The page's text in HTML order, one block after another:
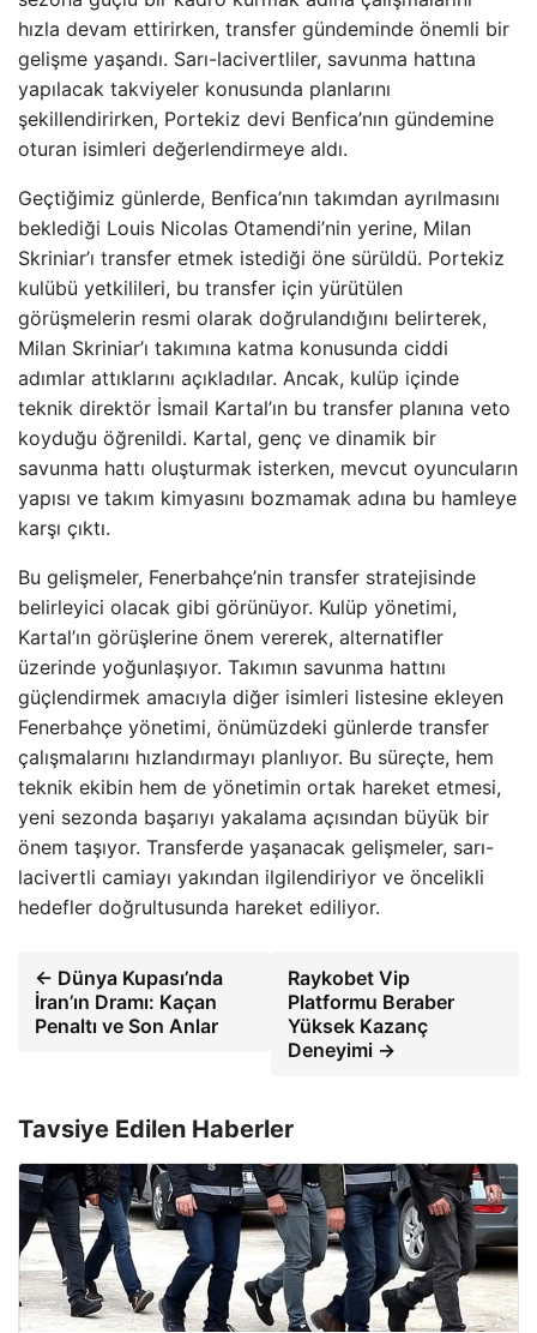
hızla devam ettirirken, transfer gündeminde önemli bir
gelişme yaşandı. Sarı-lacivertliler, savunma hattına
yapılacak takviyeler konusunda planlarını
şekillendirirken, Portekiz devi Benfica’nın gündemine
oturan isimleri değerlendirmeye aldı.
Geçtiğimiz günlerde, Benfica’nın takımdan ayrılmasını
beklediği Louis Nicolas Otamendi’nin yerine, Milan
Skriniar’ı transfer etmek istediği öne sürüldü. Portekiz
kulübü yetkilileri, bu transfer için yürütülen
görüşmelerin resmi olarak doğrulandığını belirterek,
Milan Skriniar’ı takımına katma konusunda ciddi
adımlar attıklarını açıkladılar. Ancak, kulüp içinde
teknik direktör İsmail Kartal’ın bu transfer planına veto
koyduğu öğrenildi. Kartal, genç ve dinamik bir
savunma hattı oluşturmak isterken, mevcut oyuncuların
yapısı ve takım kimyasını bozmamak adına bu hamleye
karşı çıktı.
Bu gelişmeler, Fenerbahçe’nin transfer stratejisinde
belirleyici olacak gibi görünüyor. Kulüp yönetimi,
Kartal’ın görüşlerine önem vererek, alternatifler
üzerinde yoğunlaşıyor. Takımın savunma hattını
güçlendirmek amacıyla diğer isimleri listesine ekleyen
Fenerbahçe yönetimi, önümüzdeki günlerde transfer
çalışmalarını hızlandırmayı planlıyor. Bu süreçte, hem
teknik ekibin hem de yönetimin ortak hareket etmesi,
yeni sezonda başarıyı yakalama açısından büyük bir
önem taşıyor. Transferde yaşanacak gelişmeler, sarı-
lacivertli camiayı yakından ilgilendiriyor ve öncelikli
hedefler doğrultusunda hareket ediliyor.
← Dünya Kupası’nda
İran’ın Dramı: Kaçan
Penaltı ve Son Anlar
Raykobet Vip
Platformu Beraber
Yüksek Kazanç
Deneyimi →
Tavsiye Edilen Haberler